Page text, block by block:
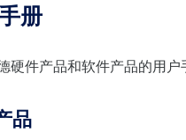
册
硬件产品和软件产品的用户
品